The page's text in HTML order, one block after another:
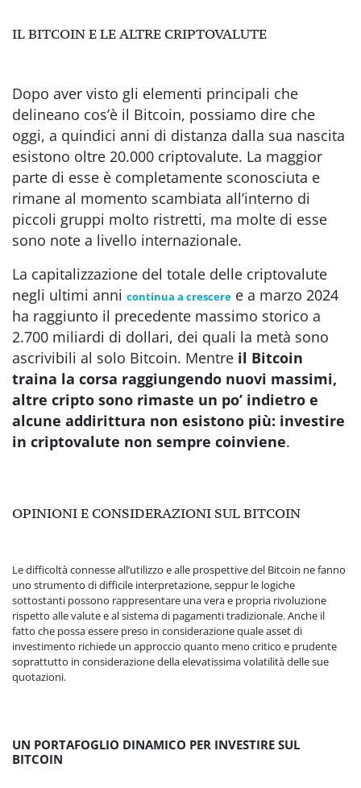
IL BITCOIN E LE ALTRE CRIPTOVALUTE
Dopo aver visto gli elementi principali che
delineano cos’è il Bitcoin, possiamo dire che
oggi, a quindici anni di distanza dalla sua nascita
esistono oltre 20.000 criptovalute. La maggior
parte di esse è completamente sconosciuta e
rimane al momento scambiata all’interno di
piccoli gruppi molto ristretti, ma molte di esse
sono note a livello internazionale.
La capitalizzazione del totale delle criptovalute
negli ultimi anni continua a crescere e a marzo 2024
ha raggiunto il precedente massimo storico a
2.700 miliardi di dollari, dei quali la metà sono
ascrivibili al solo Bitcoin. Mentre il Bitcoin
traina la corsa raggiungendo nuovi massimi,
altre cripto sono rimaste un po’ indietro e
alcune addirittura non esistono più: investire
in criptovalute non sempre coinviene.
OPINIONI E CONSIDERAZIONI SUL BITCOIN
Le difficoltà connesse all’utilizzo e alle prospettive del Bitcoin ne fanno
uno strumento di difficile interpretazione, seppur le logiche
sottostanti possono rappresentare una vera e propria rivoluzione
rispetto alle valute e al sistema di pagamenti tradizionale. Anche il
fatto che possa essere preso in considerazione quale asset di
investimento richiede un approccio quanto meno critico e prudente
soprattutto in considerazione della elevatissima volatilità delle sue
quotazioni.
UN PORTAFOGLIO DINAMICO PER INVESTIRE SUL
BITCOIN